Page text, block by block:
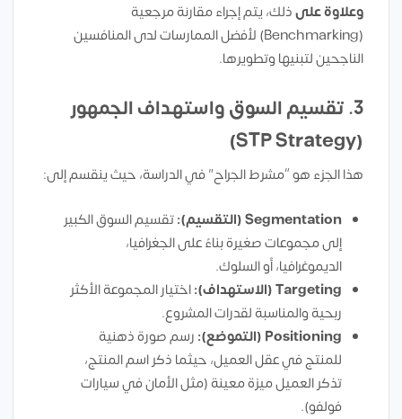
وعلاوة علىذلك، يتم إجراء مقارنة مرجعية
(Benchmarking) لأفضل الممارسات لدى المنافسين
الناجحين لتبنيها وتطويرها.
3. تقسيم السوق واستهداف الجمهور
(STP Strategy)
هذا الجزء هو “مشرط الجراح” في الدراسة، حيث ينقسم إلى:
Segmentation (التقسيم):
تقسيم السوق الكبير
إلى مجموعات صغيرة بناءً على الجغرافيا،
الديموغرافيا، أو السلوك.
Targeting (الاستهداف):
اختيار المجموعة الأكثر
ربحية والمناسبة لقدرات المشروع.
Positioning (التموضع):
رسم صورة ذهنية
للمنتج في عقل العميل، حيثما ذكر اسم المنتج،
تذكر العميل ميزة معينة (مثل الأمان في سيارات
فولفو).